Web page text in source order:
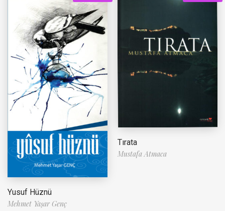
Yusuf Hüznü
Mehmet Yaşar Genç
Tırata
Mustafa Atmaca